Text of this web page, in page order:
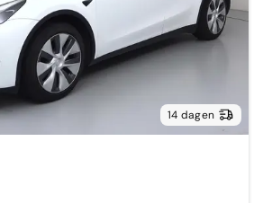
14 dagen